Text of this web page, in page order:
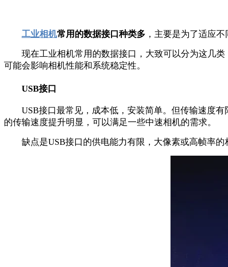
工业相机常用的数据接口种类多 ，主要是为了适应
现在工业相机常用的数据接口，大致可以分为这几类：
可能会影响相机性能和系统稳定性。
USB接口
USB接口最常见，成本低，安装简单。但传输速度有
的传输速度提升明显，可以满足一些中速相机的需求。
缺点是USB接口的供电能力有限，大像素或高帧率的